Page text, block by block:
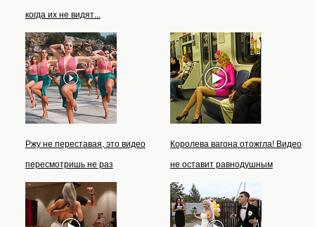
когда их не видят...
Ржу не переставая, это видео
пересмотришь не раз
Королева вагона отожгла! Видео
не оставит равнодушным